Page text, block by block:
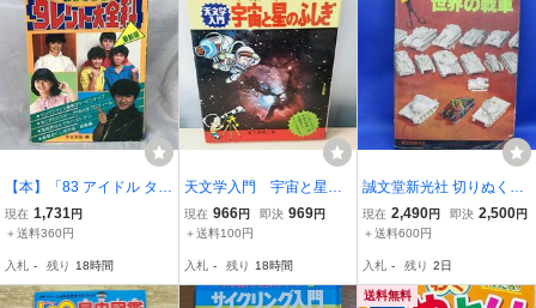
【本】「83 アイドル タレ
ント大百科 最新版 」※汚
れ、傷みあり
現在 1,731円
＋送料360円
入札 - 残り 18時間
天文学入門 宇宙と星の
ふしぎ 草下英明 小学館
現在 966円 即決 969円
＋送料100円
入札 - 残り 18時間
誠文堂新光社 切りぬく本
紙で作る 世界の戦車 子
供の科学別冊 ペーパーク
現在 2,490円 即決 2,500円
＋送料600円
入札 - 残り 2日
送料無料